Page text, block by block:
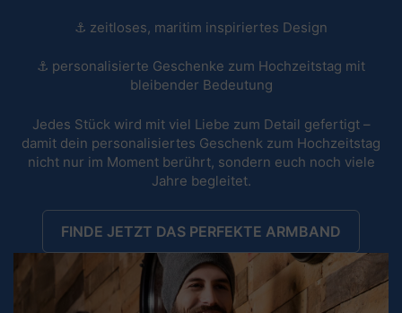
⚓ zeitloses, maritim inspiriertes Design
⚓ personalisierte Geschenke zum Hochzeitstag mit
bleibender Bedeutung
Jedes Stück wird mit viel Liebe zum Detail gefertigt –
damit dein personalisiertes Geschenk zum Hochzeitstag
nicht nur im Moment berührt, sondern euch noch viele
Jahre begleitet.
FINDE JETZT DAS PERFEKTE ARMBAND